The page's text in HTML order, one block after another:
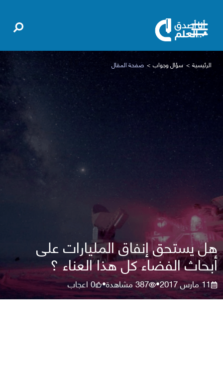
الرئيسية سؤال وجواب صفحة المقال
هل يستحق إنفاق المليارات على
أبحاث الفضاء كل هذا العناء ؟
11 مارس 2017 •
387مشاهدة•
0اعجاب